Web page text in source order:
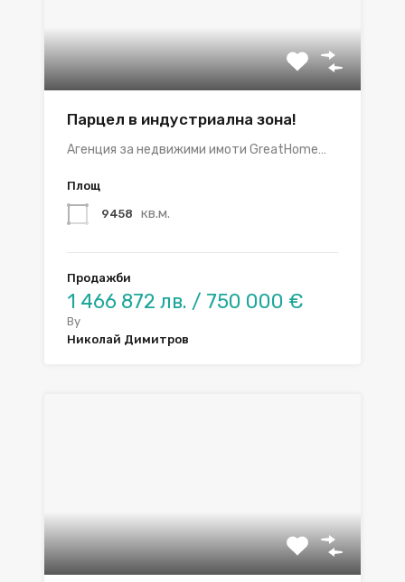
Парцел в индустриална зона!
Агенция за недвижими имоти GreatHome…
Площ
9458 кв.м.
Продажби
1 466 872 лв. / 750 000 €
By
Николай Димитров